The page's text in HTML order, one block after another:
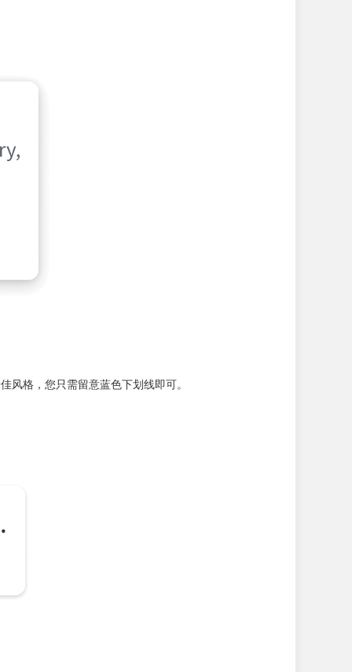
风格，您只需留意蓝色下划线即可。